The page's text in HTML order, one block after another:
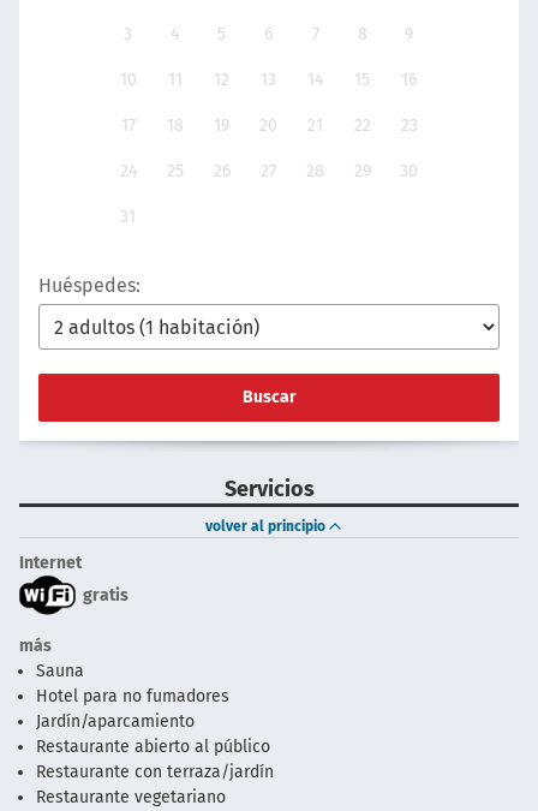
3 4 5 6 7 8 9
10 11 12 13 14 15 16
17 18 19 20 21 22 23
24 25 26 27 28 29 30
31
Huéspedes:
Buscar
Servicios
volver al principio
Internet
gratis
más
Sauna
Hotel para no fumadores
Jardín/aparcamiento
Restaurante abierto al público
Restaurante con terraza/jardín
Restaurante vegetariano